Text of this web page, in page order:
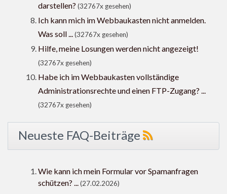
darstellen? (32767x gesehen)
Ich kann mich im Webbaukasten nicht anmelden.
Was soll ...(32767x gesehen)
Hilfe, meine Losungen werden nicht angezeigt!
(32767x gesehen)
Habe ich im Webbaukasten vollständige
Administrationsrechte und einen FTP-Zugang? ...
(32767x gesehen)
Neueste FAQ-Beiträge
Wie kann ich mein Formular vor Spamanfragen
schützen? ...(27.02.2026)